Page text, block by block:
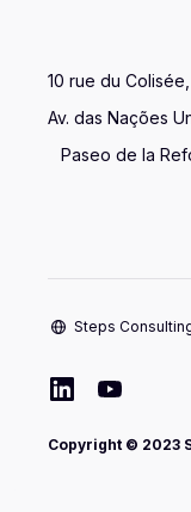
10 rue du
Av. das Nações
Paseo de la
Steps
Copyright © 2023